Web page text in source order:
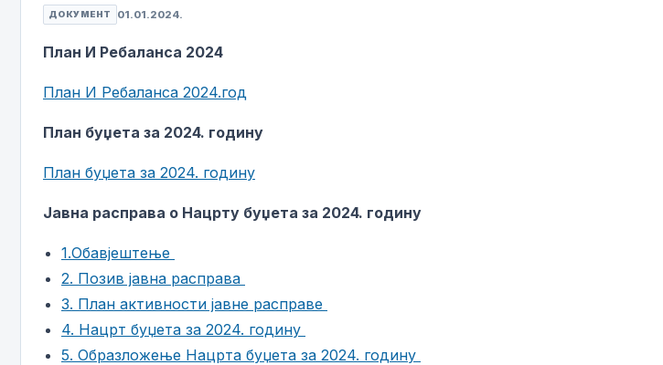
ДОКУМЕНТ 01.01.2024.
План И Ребаланса 2024
План И Ребаланса 2024.год
План буџета за 2024. годину
План буџета за 2024. годину
Јавна расправа о Нацрту буџета за 2024. годину
1.Обавјештење
2. Позив јавна расправа
3. План активности јавне расправе
4. Нацрт буџета за 2024. годину
5. Образложење Нацрта буџета за 2024. годину